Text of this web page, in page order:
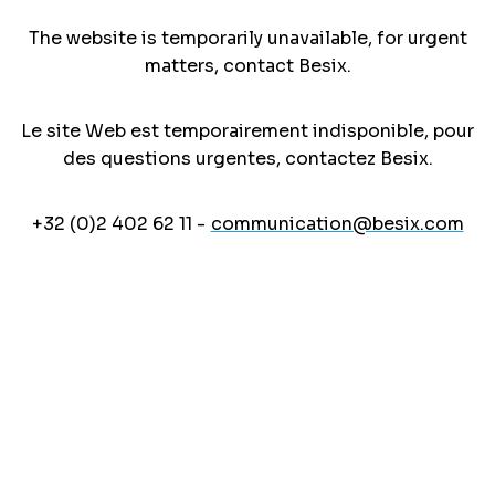
The website is temporarily unavailable, for urgent
matters, contact Besix.
Le site Web est temporairement indisponible, pour
des questions urgentes, contactez Besix.
+32 (0)2 402 62 11 - communication@besix.com